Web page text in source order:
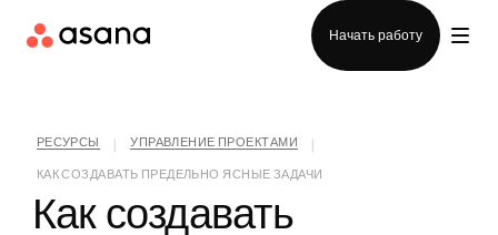
Начать работу
РЕСУРСЫ УПРАВЛЕНИЕ ПРОЕКТАМИ
КАК СОЗДАВАТЬ ПРЕДЕЛЬНО ЯСНЫЕ ЗАДАЧИ
Как создавать